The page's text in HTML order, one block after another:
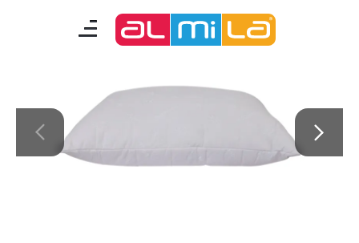
genç odası
çocuk/bebek odası akıllı mobilyalar